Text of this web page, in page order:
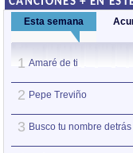
Esta semana
1 Amaré de ti
2 Pepe Treviño
3 Busco tu nombre detrás